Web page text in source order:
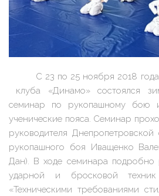
С 23 по 25 ноября 2018 года
клуба «Динамо» состоялся
семинар по рукопашному бою
ученические пояса. Семинар
руководителя
рукопашного боя Иващенко
Дан). В ходе семинара подробно
ударной и бросковой
«Техническими требованиями